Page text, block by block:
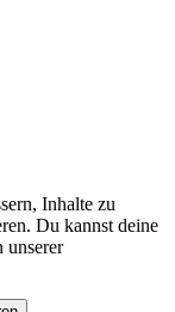
Inhalte zu
Du kannst deine
unserer